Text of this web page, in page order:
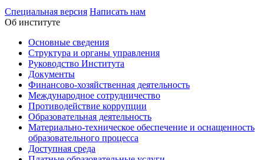
Специальная версия Написать нам
Об институте
Основные сведения
Структура и органы управления
Руководство Института
Документы
Финансово-хозяйственная деятельность
Международное сотрудничество
Противодействие коррупции
Образовательная деятельность
Материально-техническое обеспечение и оснащенность
образовательного процесса
Доступная среда